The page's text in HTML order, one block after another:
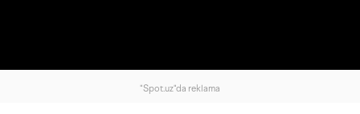
"Spot.uz"da reklama